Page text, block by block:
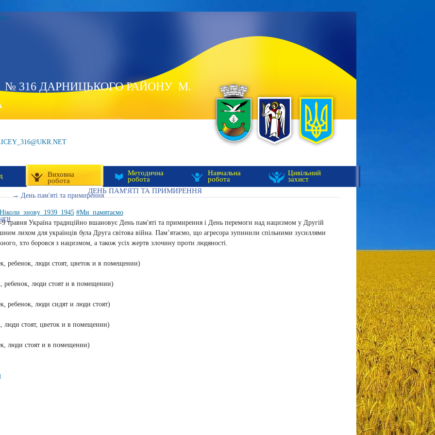
№ 316 ДАРНИЦЬКОГО РАЙОНУ М.
Виховна
робота
Методична
робота
Навчальна
робота
Цивільний
захист
→ День пам'яті та примирення
ДЕНЬ ПАМ'ЯТІ ТА ПРИМИРЕННЯ
#Ми_памятаємо
9 травня Україна традиційно вшановує День пам'яті та примирення і День перемоги над нацизмом у Другій
лихом для українців була Друга світова війна. Пам’ятаємо, що агресора зупинили спільними зусиллями
хто боровся з нацизмом, а також усіх жертв злочину проти людяності.